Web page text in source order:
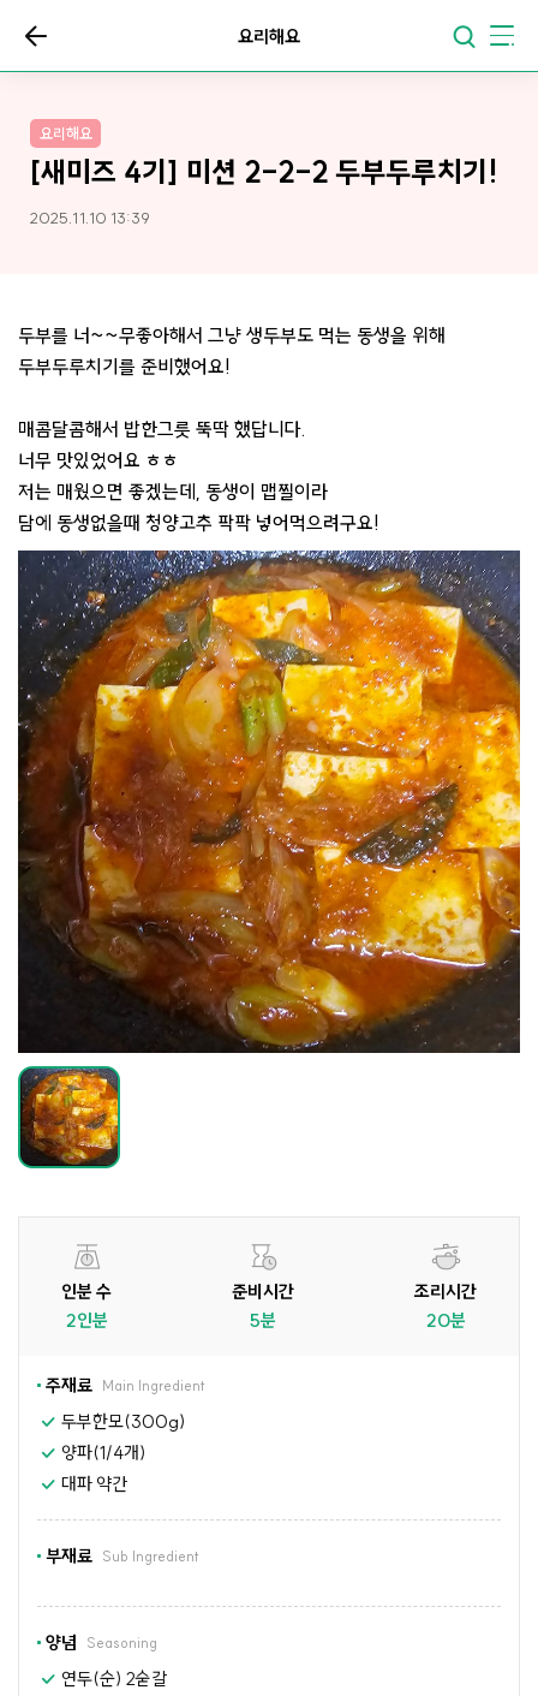
요리해요
요리해요
[새미즈 4기] 미션 2-2-2 두부두루치기!
2025.11.10 13:39
두부를 너~~무좋아해서 그냥 생두부도 먹는 동생을 위해
두부두루치기를 준비했어요!
매콤달콤해서 밥한그릇 뚝딱 했답니다.
너무 맛있었어요 ㅎㅎ
저는 매웠으면 좋겠는데, 동생이 맵찔이라
담에 동생없을때 청양고추 팍팍 넣어먹으려구요!
인분 수
2인분
준비시간
5분
조리시간
20분
주재료 Main Ingredient
두부한모(300g)
양파(1/4개)
대파 약간
부재료 Sub Ingredient
양념 Seasoning
연두(순) 2숟갈